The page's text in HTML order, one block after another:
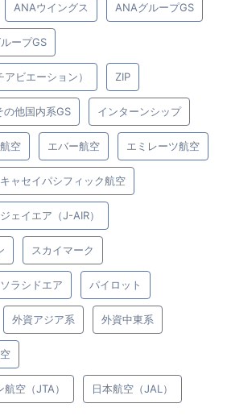
ANAウイングス ANAグループGS
ープGS
ビエーション） ZIP
の他国内系GS インターンシップ
空 エバー航空 エミレーツ航空
キャセイパシフィック航空
ジェイエア（J-AIR）
スカイマーク
ソラシドエア パイロット
外資アジア系 外資中東系
空（JTA） 日本航空（JAL）